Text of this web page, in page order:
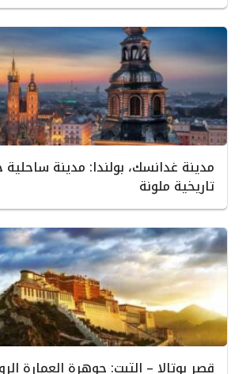
مدينة غدانسك، بولندا: مدينة ساحلية
تاريخية ملونة
قصر بوتالا – التبت: جوهرة العمارة